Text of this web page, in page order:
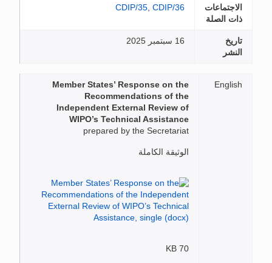
الاجتماعات
ذات الصلة
CDIP/35 CDIP/36
تاريخ
النشر
16 سبتمبر 2025
English
Member States’ Response on the
Recommendations of the
Independent External Review of
WIPO’s Technical Assistance
prepared by the Secretariat
الوثيقة الكاملة
70 KB